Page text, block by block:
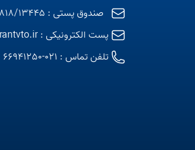
صندوق پستی : 818/13445
پست الکترونیکی :
تلفن تماس : 021-66941250